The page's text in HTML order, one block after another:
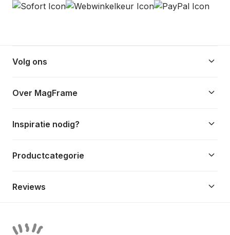
Volg ons keyboard_arrow_down
Over MagFrame keyboard_arrow_down
Inspiratie nodig? keyboard_arrow_down
Productcategorie keyboard_arrow_down
Reviews keyboard_arrow_down